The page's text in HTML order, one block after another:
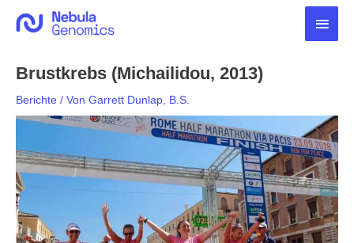
Inhalt
Brustkrebs (Michailidou, 2013)
Berichte / Von Garrett Dunlap, B.S.